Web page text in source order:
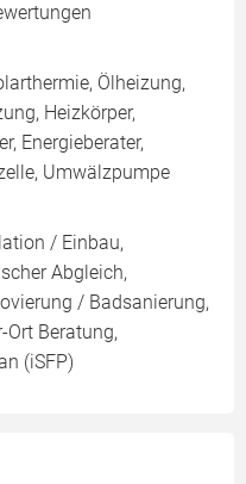
Ölheizung,
Heizkörper,
Energieberater,
Umwälzpumpe
/ Einbau,
Abgleich,
/ Badsanierung,
Ort Beratung,
(iSFP)